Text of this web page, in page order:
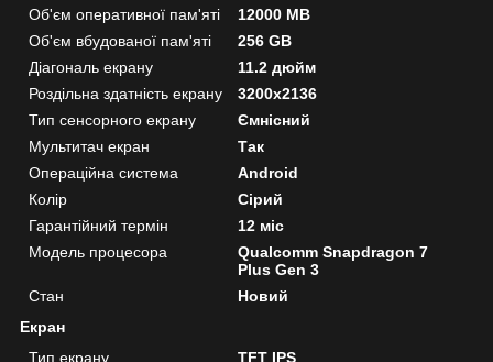
Об'єм оперативної пам'яті
12000 MB
Об'єм вбудованої пам'яті
256 GB
Діагональ екрану
11.2 дюйм
Роздільна здатність екрану
3200x2136
Тип сенсорного екрану
Ємнісний
Мультитач екран
Так
Операційна система
Android
Колір
Сірий
Гарантійний термін
12 міс
Модель процесора
Qualcomm Snapdragon 7
Plus Gen 3
Стан
Новий
Екран
Тип екрану
TFT IPS